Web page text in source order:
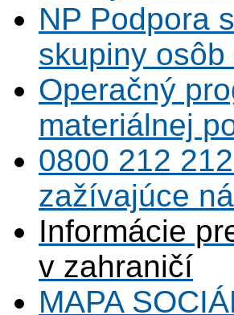
NP Podpora
skupiny
Operačný
materiálnej
0800 212
zažívajúce
Informácie
v zahraničí
MAPA